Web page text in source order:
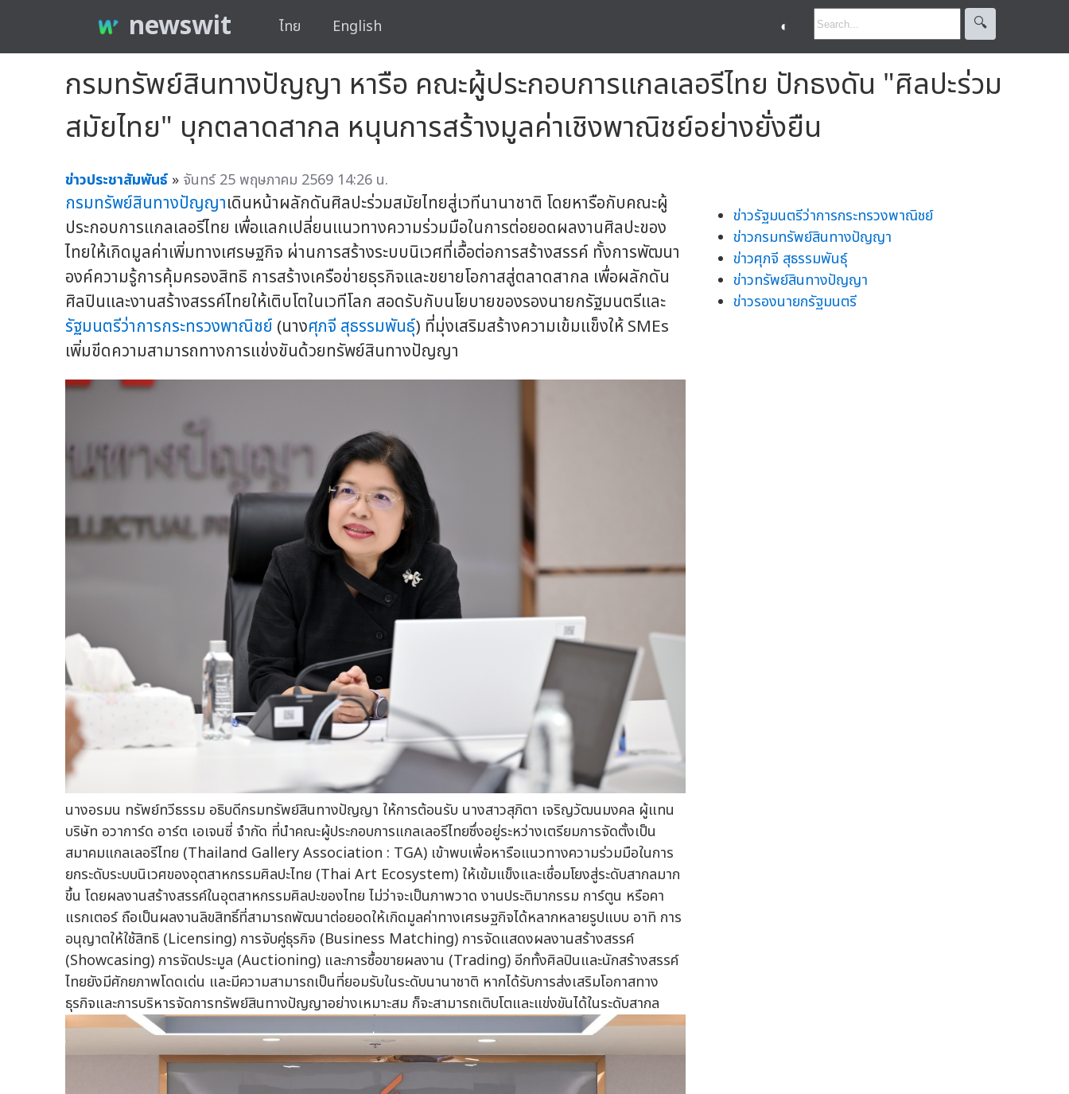
newswit ไทย English ◐ 🔍︎
กรมทรัพย์สินทางปัญญา หารือ คณะผู้ประกอบการแกลเลอรีไทย ปักธงดัน "ศิลปะร่วม
สมัยไทย" บุกตลาดสากล หนุนการสร้างมูลค่าเชิงพาณิชย์อย่างยั่งยืน
ข่าวประชาสัมพันธ์ » จันทร์ 25 พฤษภาคม 2569 14:26 น.
กรมทรัพย์สินทางปัญญาเดินหน้าผลักดันศิลปะร่วมสมัยไทยสู่เวทีนานาชาติ โดยหารือกับคณะผู้
ประกอบการแกลเลอรีไทย เพื่อแลกเปลี่ยนแนวทางความร่วมมือในการต่อยอดผลงานศิลปะของ
ไทยให้เกิดมูลค่าเพิ่มทางเศรษฐกิจ ผ่านการสร้างระบบนิเวศที่เอื้อต่อการสร้างสรรค์ ทั้งการพัฒนา
องค์ความรู้การคุ้มครองสิทธิ การสร้างเครือข่ายธุรกิจและขยายโอกาสสู่ตลาดสากล เพื่อผลักดัน
ศิลปินและงานสร้างสรรค์ไทยให้เติบโตในเวทีโลก สอดรับกับนโยบายของรองนายกรัฐมนตรีและ
รัฐมนตรีว่าการกระทรวงพาณิชย์ (นางศุภจี สุธรรมพันธุ์) ที่มุ่งเสริมสร้างความเข้มแข็งให้ SMEs
เพิ่มขีดความสามารถทางการแข่งขันด้วยทรัพย์สินทางปัญญา
นางอรมน ทรัพย์ทวีธรรม อธิบดีกรมทรัพย์สินทางปัญญา ให้การต้อนรับ นางสาวสุภิตา เจริญวัฒนมงคล ผู้แทน
บริษัท อวาการ์ด อาร์ต เอเจนซี่ จำกัด ที่นำคณะผู้ประกอบการแกลเลอรีไทยซึ่งอยู่ระหว่างเตรียมการจัดตั้งเป็น
สมาคมแกลเลอรีไทย (Thailand Gallery Association : TGA) เข้าพบเพื่อหารือแนวทางความร่วมมือในการ
ยกระดับระบบนิเวศของอุตสาหกรรมศิลปะไทย (Thai Art Ecosystem) ให้เข้มแข็งและเชื่อมโยงสู่ระดับสากลมาก
ขึ้น โดยผลงานสร้างสรรค์ในอุตสาหกรรมศิลปะของไทย ไม่ว่าจะเป็นภาพวาด งานประติมากรรม การ์ตูน หรือคา
แรกเตอร์ ถือเป็นผลงานลิขสิทธิ์ที่สามารถพัฒนาต่อยอดให้เกิดมูลค่าทางเศรษฐกิจได้หลากหลายรูปแบบ อาทิ การ
อนุญาตให้ใช้สิทธิ (Licensing) การจับคู่ธุรกิจ (Business Matching) การจัดแสดงผลงานสร้างสรรค์
(Showcasing) การจัดประมูล (Auctioning) และการซื้อขายผลงาน (Trading) อีกทั้งศิลปินและนักสร้างสรรค์
ไทยยังมีศักยภาพโดดเด่น และมีความสามารถเป็นที่ยอมรับในระดับนานาชาติ หากได้รับการส่งเสริมโอกาสทาง
ธุรกิจและการบริหารจัดการทรัพย์สินทางปัญญาอย่างเหมาะสม ก็จะสามารถเติบโตและแข่งขันได้ในระดับสากล
ข่าวรัฐมนตรีว่าการกระทรวงพาณิชย์
ข่าวกรมทรัพย์สินทางปัญญา
ข่าวศุภจี สุธรรมพันธุ์
ข่าวทรัพย์สินทางปัญญา
ข่าวรองนายกรัฐมนตรี